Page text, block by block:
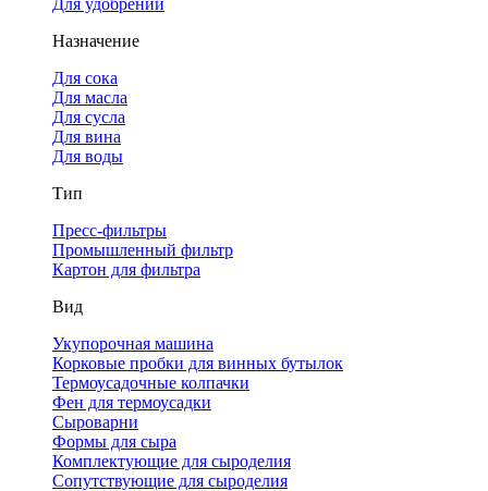
Для удобрений
Назначение
Для сока
Для масла
Для сусла
Для вина
Для воды
Тип
Пресс-фильтры
Промышленный фильтр
Картон для фильтра
Вид
Укупорочная машина
Корковые пробки для винных бутылок
Термоусадочные колпачки
Фен для термоусадки
Сыроварни
Формы для сыра
Комплектующие для сыроделия
Сопутствующие для сыроделия